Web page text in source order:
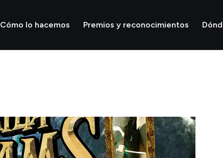
Cómo lo hacemos Premios y reconocimientos